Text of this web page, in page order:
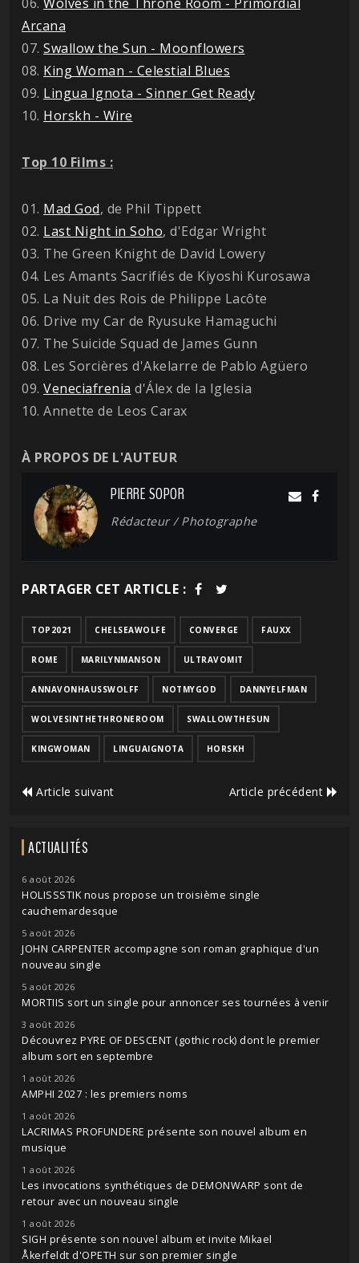
Arcana
07. Swallow the Sun - Moonflowers
08. King Woman - Celestial Blues
09. Lingua Ignota - Sinner Get Ready
10. Horskh - Wire
Top 10 Films :
01. Mad God, de Phil Tippett
02. Last Night in Soho, d'Edgar Wright
03. The Green Knight de David Lowery
04. Les Amants Sacrifiés de Kiyoshi Kurosawa
05. La Nuit des Rois de Philippe Lacôte
06. Drive my Car de Ryusuke Hamaguchi
07. The Suicide Squad de James Gunn
08. Les Sorcières d'Akelarre de Pablo Agüero
09. Veneciafrenia d'Álex de la Iglesia
10. Annette de Leos Carax
À PROPOS DE L'AUTEUR
PIERRE SOPOR
Rédacteur / Photographe
PARTAGER CET ARTICLE :
TOP2021 CHELSEAWOLFE CONVERGE FAUXX
ROME MARILYNMANSON ULTRAVOMIT
ANNAVONHAUSSWOLFF NOTMYGOD DANNYELFMAN
WOLVESINTHETHRONEROOM SWALLOWTHESUN
KINGWOMAN LINGUAIGNOTA HORSKH
Article suivant Article précédent
ACTUALITÉS
6 août 2026
HOLISSSTIK nous propose un troisième single
cauchemardesque
5 août 2026
JOHN CARPENTER accompagne son roman graphique d'un
nouveau single
5 août 2026
MORTIIS sort un single pour annoncer ses tournées à venir
3 août 2026
Découvrez PYRE OF DESCENT (gothic rock) dont le premier
album sort en septembre
1 août 2026
AMPHI 2027 : les premiers noms
1 août 2026
LACRIMAS PROFUNDERE présente son nouvel album en
musique
1 août 2026
Les invocations synthétiques de DEMONWARP sont de
retour avec un nouveau single
1 août 2026
SIGH présente son nouvel album et invite Mikael
Åkerfeldt d'OPETH sur son premier single